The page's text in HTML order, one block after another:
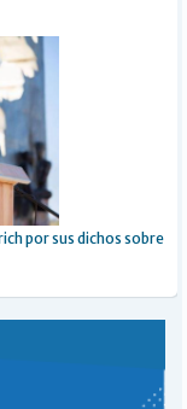
por sus dichos sobre